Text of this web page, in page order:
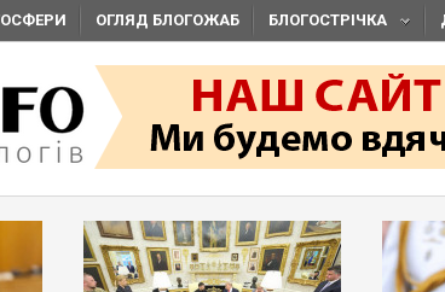
ОГЛЯД БЛОГОЖАБ БЛОГОСТРІЧКА